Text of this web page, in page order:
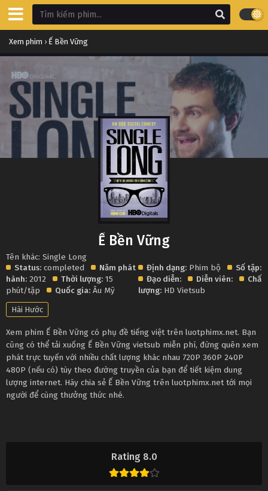
Xem phim › Ế Bền Vững
Rating 8.0
Ế Bền Vững
Tên khác: Single Long
Status: completed
Năm phát
hành: 2012 Thời lượng: 15
phút/tập
Quốc gia: Âu Mỹ
Định dạng: Phim bộ Số tập:
Đạo diễn:
Diễn viên:
Chất
lượng: HD Vietsub
Hài Hước
Xem phim Ế Bền Vững có phụ đề tiếng việt trên luotphimx.net. Bạn
cũng có thể tải xuống Ế Bền Vững vietsub miễn phí, đừng quên xem
phát trực tuyến với nhiều chất lượng khác nhau 720P 360P 240P
480P (nếu có) tùy theo đường truyền của bạn để tiết kiệm dung
lượng internet. Hãy chia sẻ Ế Bền Vững trên luotphimx.net tới mọi
người để cùng thưởng thức nhé.